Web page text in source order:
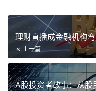
上一篇